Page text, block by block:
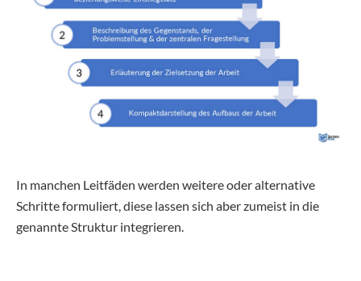
In manchen Leitfäden werden weitere oder alternative
Schritte formuliert, diese lassen sich aber zumeist in die
genannte Struktur integrieren.